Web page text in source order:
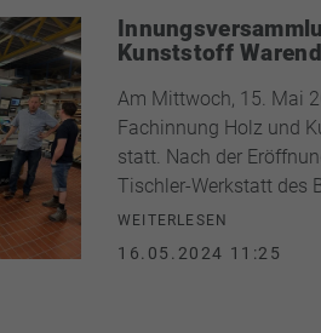
Kunststoff
Am Mittwoch, 15. Mai
Fachinnung Holz und
statt. Nach der
Tischler-Werkstatt des
WEITERLESEN
16.05.2024 11:25